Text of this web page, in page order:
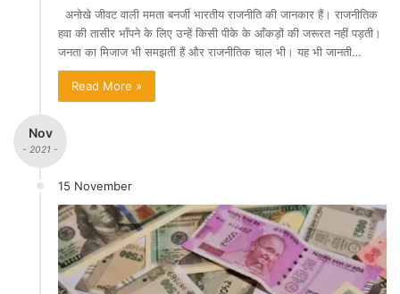
अनोखे जीवट वाली ममता बनर्जी भारतीय राजनीति की जानकार हैं। राजनीतिक
हवा की तासीर भाँपने के लिए उन्हें किसी पीके के आँकड़ों की जरूरत नहीं पड़ती।
जनता का मिजाज भी समझती हैं और राजनीतिक चाल भी। यह भी जानती…
Read More »
Nov
- 2021 -
15 November